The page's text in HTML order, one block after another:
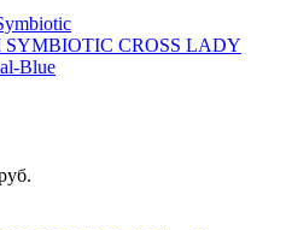
SYMBIOTIC CROSS LADY
Blue